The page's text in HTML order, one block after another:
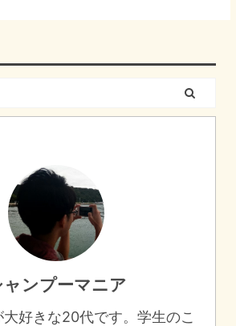
ャンプーマニア
好きな20代です。学生のこ